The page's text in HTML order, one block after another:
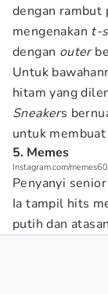
dengan rambut
mengenakan t-
dengan outer
Untuk
hitam yang
Sneakers
untuk
5. Memes
Instagram.com/
Penyanyi
Ia tampil hits
putih dan